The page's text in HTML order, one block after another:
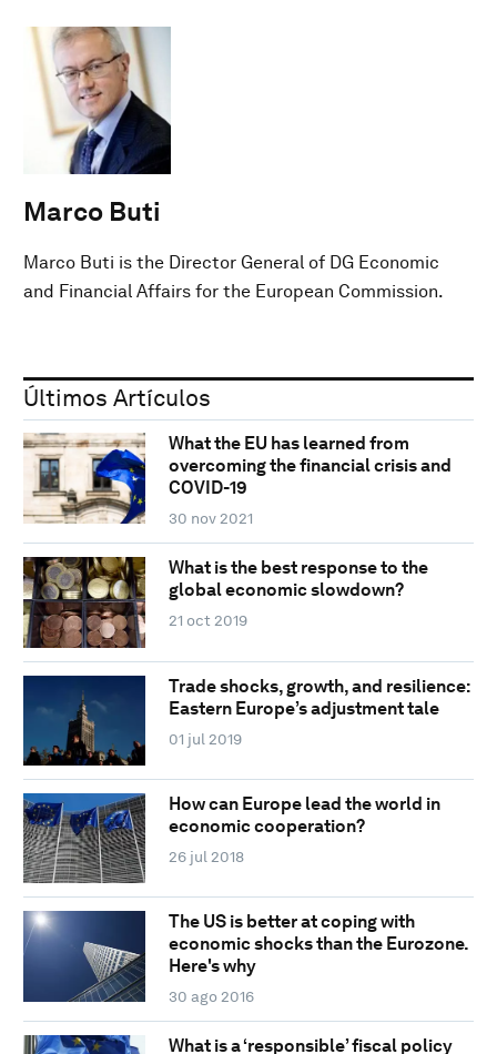
Marco Buti
Marco Buti is the Director General of DG Economic
and Financial Affairs for the European Commission.
Últimos Artículos
What the EU has learned from
overcoming the financial crisis and
COVID-19
30 nov 2021
What is the best response to the
global economic slowdown?
21 oct 2019
Trade shocks, growth, and resilience:
Eastern Europe’s adjustment tale
01 jul 2019
How can Europe lead the world in
economic cooperation?
26 jul 2018
The US is better at coping with
economic shocks than the Eurozone.
Here's why
30 ago 2016
What is a ‘responsible’ fiscal policy